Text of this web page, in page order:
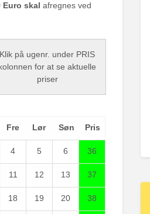
Euro skal afregnes ved
Klik på ugenr. under PRIS
for at se aktuelle
priser
Fre Lør Søn Pris
4 5 6 36
11 12 13 37
18 19 20 38